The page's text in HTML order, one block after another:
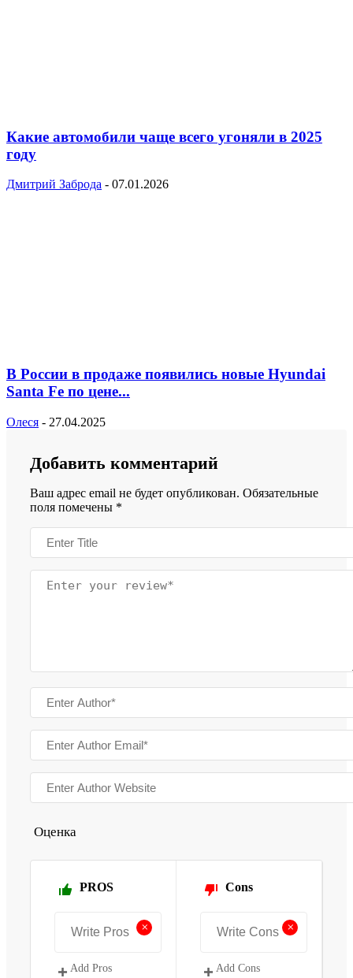
Какие автомобили чаще всего угоняли в 2025
году
Дмитрий Заброда - 07.01.2026
В России в продаже появились новые Hyundai
Santa Fe по цене...
Олеся - 27.04.2025
Добавить комментарий
Ваш адрес email не будет опубликован. Обязательные
поля помечены *
Оценка
PROS
+
Add Pros
Cons
+
Add Cons